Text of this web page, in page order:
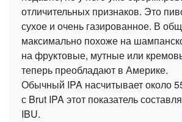
отличительных признаков. Это
сухое и очень газированное. В
максимально похоже на
на фруктовые, мутные или
теперь преобладают в Америке.
Обычный IPA насчитывает около
с Brut IPA этот показатель
IBU.